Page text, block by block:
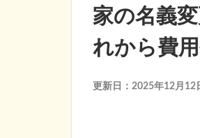
家の名義
れから費
更新日：2025年12月12